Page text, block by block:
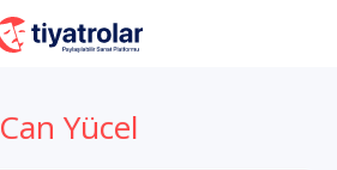
Can Yücel